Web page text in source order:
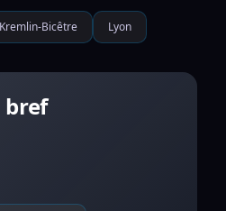
Bicêtre Lyon
bref